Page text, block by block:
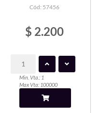
Cód: 57456
$ 2.200
Min. Vta.: 1
Max Vta: 100000